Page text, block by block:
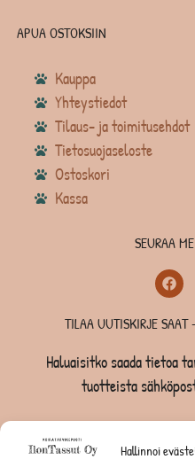
Hallinnoi
APUA OSTOKSIIN
Kauppa
Yhteystiedot
Tilaus- ja toimitusehdot
Tietosuojaseloste
Ostoskori
Kassa
SEURAA
TILAA UUTISKIRJE SAAT
Haluaisitko saada tietoa
tuotteista
TILAA UUTISKIRJE -SAAT -10%